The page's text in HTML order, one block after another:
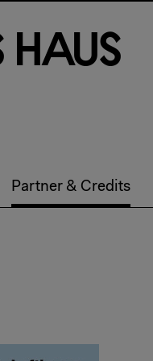
Haus
Partner & Credits